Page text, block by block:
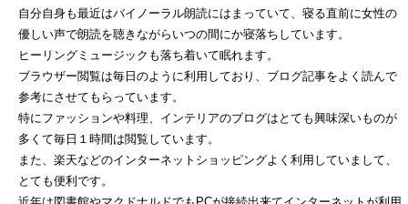
自分自身も最近はバイノーラル朗読にはまっていて、寝る直前に女性の
優しい声で朗読を聴きながらいつの間にか寝落ちしています。
ヒーリングミュージックも落ち着いて眠れます。
ブラウザー閲覧は毎日のように利用しており、ブログ記事をよく読んで
参考にさせてもらっています。
特にファッションや料理、インテリアのブログはとても興味深いものが
多くて毎日１時間は閲覧しています。
また、楽天などのインターネットショッピングよく利用していまして、
とても便利です。